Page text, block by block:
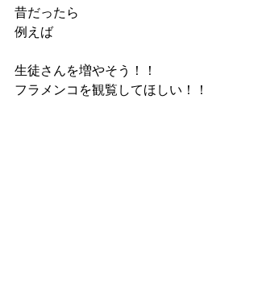
昔だったら
例えば
生徒さんを増やそう！！
フラメンコを観覧してほしい！！